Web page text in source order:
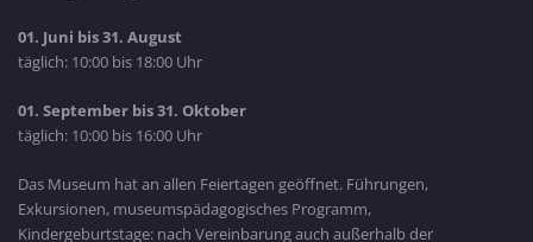
01. Juni bis 31. August
täglich: 10:00 bis 18:00 Uhr
01. September bis 31. Oktober
täglich: 10:00 bis 16:00 Uhr
Das Museum hat an allen Feiertagen geöffnet. Führungen,
Exkursionen, museumspädagogisches Programm,
Kindergeburtstage: nach Vereinbarung auch außerhalb der